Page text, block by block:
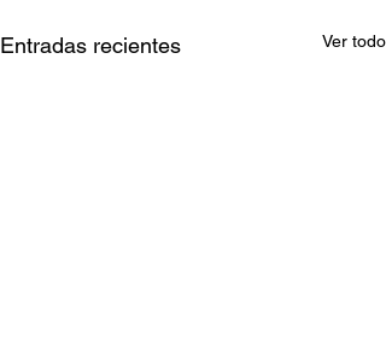
Entradas recientes Ver todo